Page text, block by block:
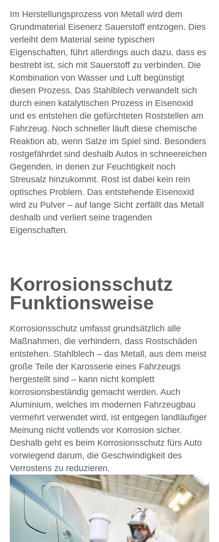
Im Herstellungsprozess von Metall wird dem
Grundmaterial Eisenerz Sauerstoff entzogen. Dies
verleiht dem Material seine typischen
Eigenschaften, führt allerdings auch dazu, dass es
bestrebt ist, sich mit Sauerstoff zu verbinden. Die
Kombination von Wasser und Luft begünstigt
diesen Prozess. Das Stahlblech verwandelt sich
durch einen katalytischen Prozess in Eisenoxid
und es entstehen die gefürchteten Roststellen am
Fahrzeug. Noch schneller läuft diese chemische
Reaktion ab, wenn Salze im Spiel sind. Besonders
rostgefährdet sind deshalb Autos in schneereichen
Gegenden, in denen zur Feuchtigkeit noch
Streusalz hinzukommt. Rost ist dabei kein rein
optisches Problem. Das entstehende Eisenoxid
wird zu Pulver – auf lange Sicht zerfällt das Metall
deshalb und verliert seine tragenden
Eigenschaften.
Korrosionsschutz
Funktionsweise
Korrosionsschutz umfasst grundsätzlich alle
Maßnahmen, die verhindern, dass Rostschäden
entstehen. Stahlblech – das Metall, aus dem meist
große Teile der Karosserie eines Fahrzeugs
hergestellt sind – kann nicht komplett
korrosionsbeständig gemacht werden. Auch
Aluminium, welches im modernen Fahrzeugbau
vermehrt verwendet wird, ist entgegen landläufiger
Meinung nicht vollends vor Korrosion sicher.
Deshalb geht es beim Korrosionsschutz fürs Auto
vorwiegend darum, die Geschwindigkeit des
Verrostens zu reduzieren.